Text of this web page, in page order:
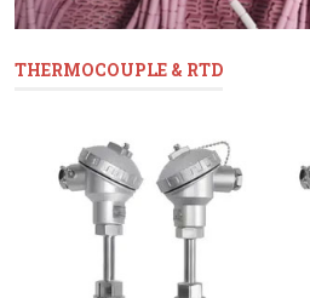
THERMOCOUPLE & RTD